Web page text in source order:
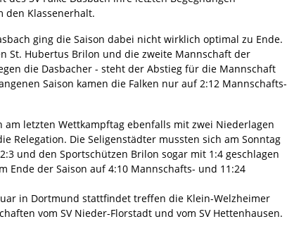
den Klassenerhalt.
ging die Saison dabei nicht wirklich optimal zu Ende.
St. Hubertus Brilon und die zweite Mannschaft der
die Dasbacher - steht der Abstieg für die Mannschaft
Saison kamen die Falken nur auf 2:12 Mannschafts-
am letzten Wettkampftag ebenfalls mit zwei Niederlagen
Relegation. Die Seligenstädter mussten sich am Sonntag
und den Sportschützen Brilon sogar mit 1:4 geschlagen
Ende der Saison auf 4:10 Mannschafts- und 11:24
in Dortmund stattfindet treffen die Klein-Welzheimer
vom SV Nieder-Florstadt und vom SV Hettenhausen.